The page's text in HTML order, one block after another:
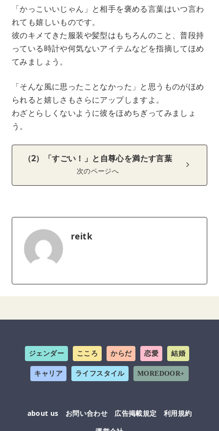
「かっこいいじゃん」と相手を褒める言葉はいつ言わ
れても嬉しいものです。
彼のキメてきた服装や髪型はもちろんのこと、普段持
っている時計や何気ないアイテムなどを指摘してほめ
てみましょう。
「そんな風に思ったことなかった」と思うものがほめ
られると嬉しさもさらにアップしますよ。
わざとらしくないように彼をほめちぎってみましょ
う。
（2）「すごい！」と自尊心を満たす言葉
次のページへ
reitk
ジェンダー こころ からだ 恋愛 結婚
キャリア ライフスタイル MOREDOOR+
about us お問い合わせ 広告掲載規定
利用規約